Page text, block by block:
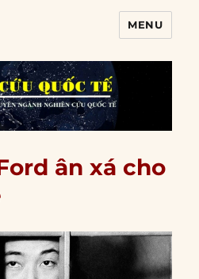
MENU
ân xá cho